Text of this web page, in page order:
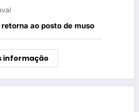
ao posto de muso
informação